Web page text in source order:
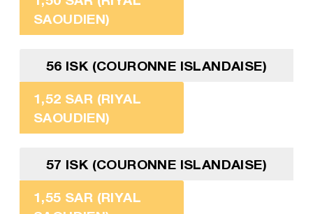
SAOUDIEN)
56 ISK (COURONNE ISLANDAISE)
1,52 SAR (RIYAL
SAOUDIEN)
57 ISK (COURONNE ISLANDAISE)
1,55 SAR (RIYAL